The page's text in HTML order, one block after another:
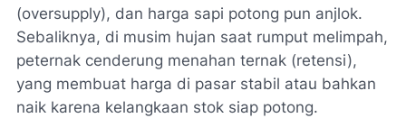
(oversupply), dan harga sapi potong pun anjlok.
Sebaliknya, di musim hujan saat rumput melimpah,
peternak cenderung menahan ternak (retensi),
yang membuat harga di pasar stabil atau bahkan
naik karena kelangkaan stok siap potong.